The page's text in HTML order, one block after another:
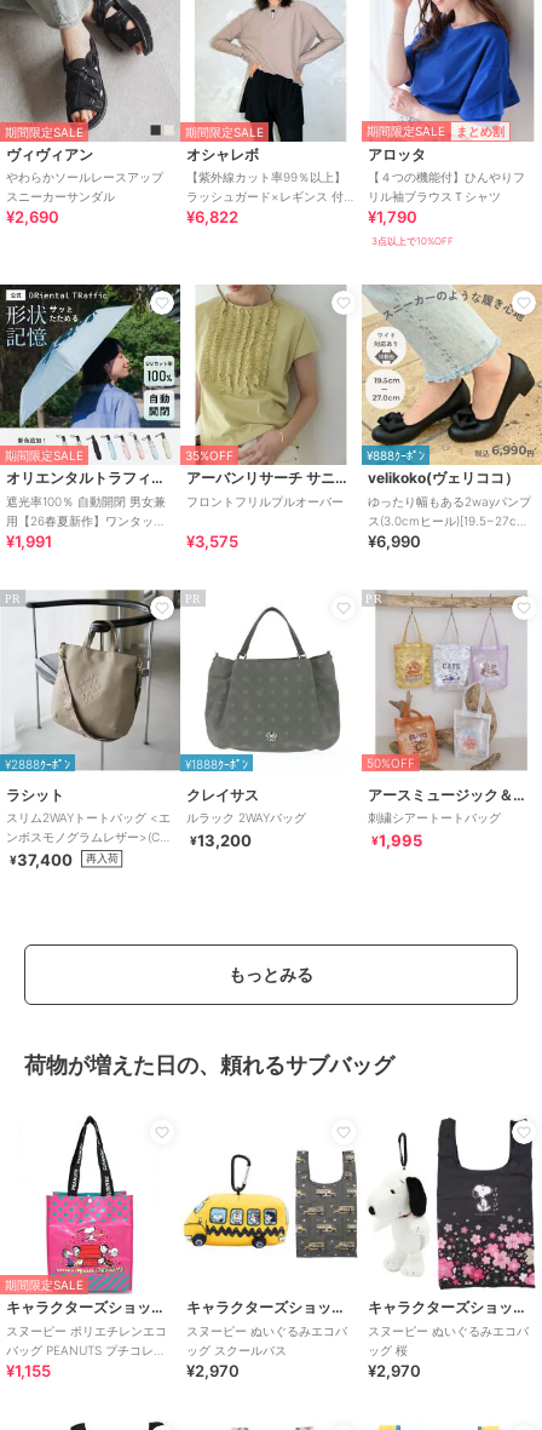
期間限定SALE
ヴィヴィアン
やわらかソールレースアップ
スニーカーサンダル
¥2,690
期間限定SALE
オシャレボ
【紫外線カット率99％以上】
ラッシュガード×レギンス 付
き タンキニ
¥6,822
期間限定SALE まとめ割
アロッタ
【４つの機能付】ひんやりフ
リル袖ブラウスＴシャツ
¥1,790
3点以上で10%OFF
期間限定SALE
オリエンタルトラフィック
遮光率100％ 自動開閉 男女兼
用【26春夏新作】ワンタッチ
晴雨兼用 折りたたみ傘 /G-
¥1,991
35%OFF
アーバンリサーチ サニーレーベル
フロントフリルプルオーバー
¥3,575
¥888ｸｰﾎﾟﾝ
velikoko(ヴェリココ）
ゆったり幅もある2wayパンプ
ス(3.0cmヒール)[19.5~27cm]
ラクチンきれいシューズ
¥6,990
PR
¥2888ｸｰﾎﾟﾝ
ラシット
スリム2WAYトートバッグ <エ
ンボスモノグラムレザー>(CE-
1611)
¥37,400 再入荷
PR
¥1888ｸｰﾎﾟﾝ
クレイサス
ルラック 2WAYバッグ
¥13,200
PR
50%OFF
アースミュージック＆エコロジー
刺繍シアートートバッグ
¥1,995
もっとみる
荷物が増えた日の、頼れるサブバッグ
期間限定SALE
キャラクターズショップ ラフラフ
スヌーピー ポリエチレンエコ
バッグ PEANUTS プチコレク
ション 75周年
¥1,155
キャラクターズショップ ラフラフ
スヌーピー ぬいぐるみエコバ
ッグ スクールバス
¥2,970
キャラクターズショップ ラフラフ
スヌーピー ぬいぐるみエコバ
ッグ 桜
¥2,970